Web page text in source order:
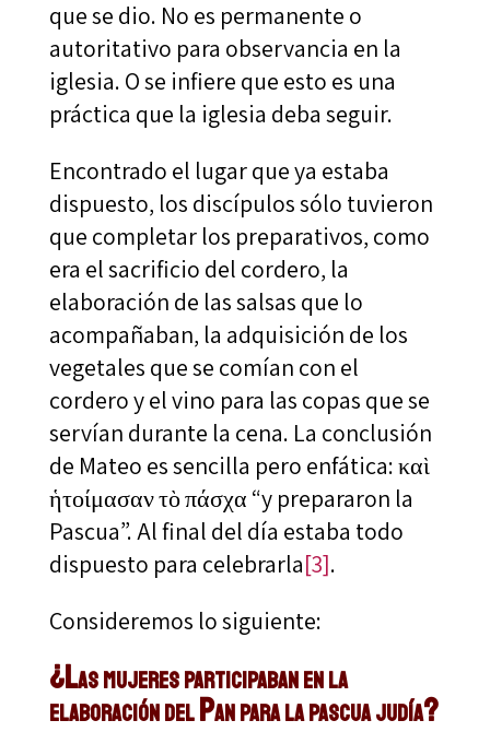
que se dio. No es permanente o
autoritativo para observancia en la
iglesia. O se infiere que esto es una
práctica que la iglesia deba seguir.
Encontrado el lugar que ya estaba
dispuesto, los discípulos sólo tuvieron
que completar los preparativos, como
era el sacrificio del cordero, la
elaboración de las salsas que lo
acompañaban, la adquisición de los
vegetales que se comían con el
cordero y el vino para las copas que se
servían durante la cena. La conclusión
de Mateo es sencilla pero enfática: καὶ
ἡτοίμασαν τὸ πάσχα “y prepararon la
Pascua”. Al final del día estaba todo
dispuesto para celebrarla[3].
Consideremos lo siguiente:
¿Las mujeres participaban en la
elaboración del Pan para la pascua judía?